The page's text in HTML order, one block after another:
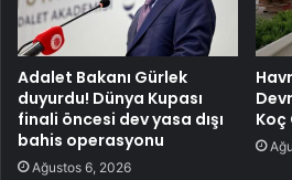
Adalet Bakanı Gürlek
duyurdu! Dünya Kupası
finali öncesi dev yasa dışı
bahis operasyonu
Ağustos 6, 2026
Koç